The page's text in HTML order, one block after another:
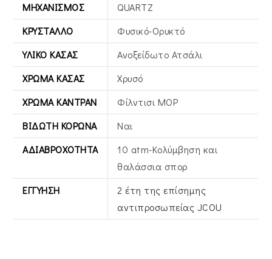
ΜΗΧΑΝΙΣΜΌΣ
QUARTZ
ΚΡΎΣΤΑΛΛΟ
Φυσικό-Ορυκτό
ΥΛΙΚΌ ΚΆΣΑΣ
Ανοξείδωτο Ατσάλι
ΧΡΏΜΑ ΚΆΣΑΣ
Χρυσό
ΧΡΏΜΑ ΚΑΝΤΡΆΝ
Φίλντισι MOP
ΒΙΔΩΤΉ ΚΟΡΏΝΑ
Ναι
ΑΔΙΑΒΡΟΧΌΤΗΤΑ
10 atm-Κολύμβηση και
θαλάσσια σπορ
ΕΓΓΎΗΣΗ
2 έτη της επίσημης
αντιπροσωπείας JCOU